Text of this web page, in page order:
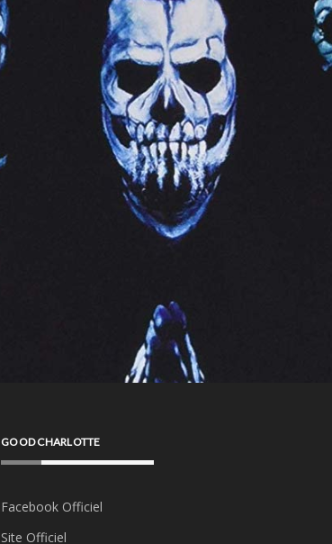
GOOD CHARLOTTE
Facebook Officiel
Site Officiel